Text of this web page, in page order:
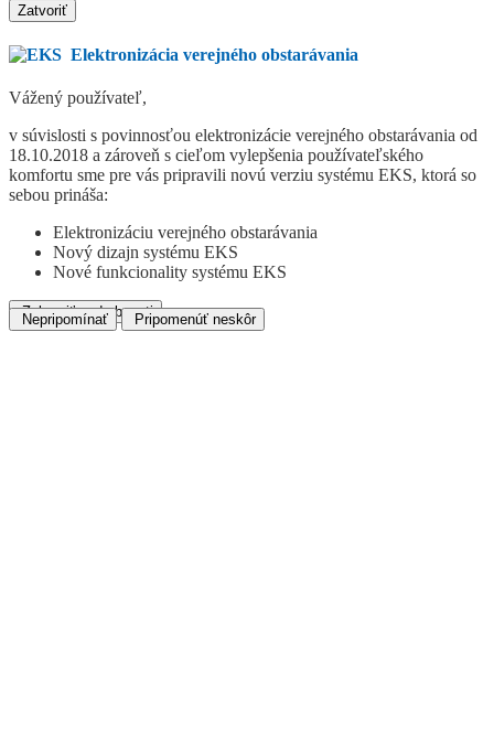
Zatvoriť
Elektronizácia verejného obstarávania
Vážený používateľ,
v súvislosti s povinnosťou elektronizácie verejného obstarávania od
18.10.2018 a zároveň s cieľom vylepšenia používateľského
komfortu sme pre vás pripravili novú verziu systému EKS, ktorá so
sebou prináša:
Elektronizáciu verejného obstarávania
Nový dizajn systému EKS
Nové funkcionality systému EKS
Zobraziť podrobnosti
Nepripomínať Pripomenúť neskôr